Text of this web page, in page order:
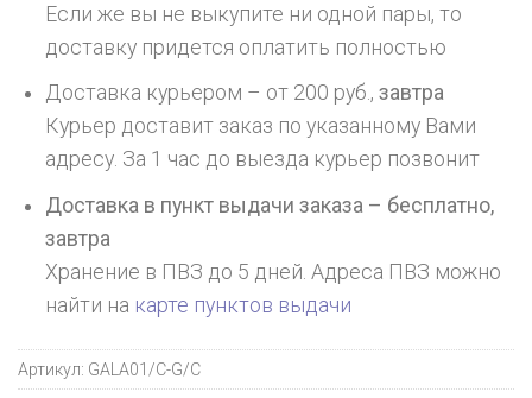
Если же вы не выкупите ни одной пары, то
доставку придется оплатить полностью
Доставка курьером – от 200 руб.,завтра
Курьер доставит заказ по указанному Вами
адресу. За 1 час до выезда курьер позвонит
Доставка в пункт выдачи заказа – бесплатно,
завтра
Хранение в ПВЗ до 5 дней. Адреса ПВЗ можно
найти на карте пунктов выдачи
Артикул: GALA01/C-G/C